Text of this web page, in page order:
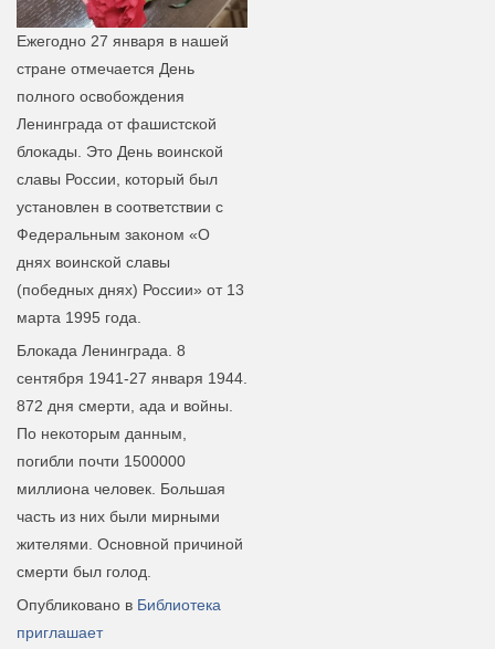
Ежегодно 27 января в нашей
стране отмечается День
полного освобождения
Ленинграда от фашистской
блокады. Это День воинской
славы России, который был
установлен в соответствии с
Федеральным законом «О
днях воинской славы
(победных днях) России» от 13
марта 1995 года.
Блокада Ленинграда. 8
сентября 1941-27 января 1944.
872 дня смерти, ада и войны.
По некоторым данным,
погибли почти 1500000
миллиона человек. Большая
часть из них были мирными
жителями. Основной причиной
смерти был голод.
Опубликовано в Библиотека
приглашает